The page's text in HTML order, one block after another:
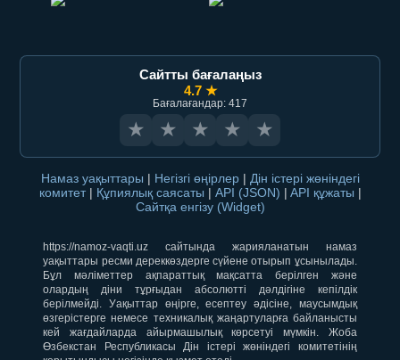
Сайтты бағалаңыз
4.7 ★
Бағалағандар: 417
★ ★ ★ ★ ★
Намаз уақыттары | Негізгі өңірлер | Дін істері жөніндегі
комитет | Құпиялық саясаты | API (JSON) | API құжаты |
Сайтқа енгізу (Widget)
https://namoz-vaqti.uz сайтында жарияланатын намаз
уақыттары ресми дереккөздерге сүйене отырып ұсынылады.
Бұл мәліметтер ақпараттық мақсатта берілген және
олардың діни тұрғыдан абсолютті дәлдігіне кепілдік
берілмейді. Уақыттар өңірге, есептеу әдісіне, маусымдық
өзгерістерге немесе техникалық жаңартуларға байланысты
кей жағдайларда айырмашылық көрсетуі мүмкін. Жоба
Өзбекстан Республикасы Дін істері жөніндегі комитетінің